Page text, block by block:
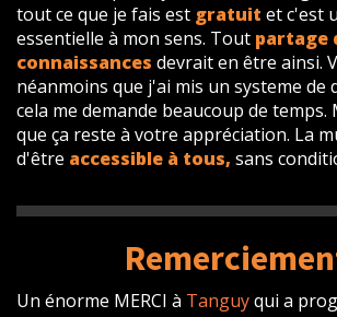
tout ce que je fais est gratuit et c'est
essentielle à mon sens. Tout partage
connaissances devrait en être ainsi.
néanmoins que j'ai mis un systeme de
cela me demande beaucoup de temps.
que ça reste à votre appréciation. La
d'être accessible à tous, sans
Un énorme MERCI à Tanguyqui a